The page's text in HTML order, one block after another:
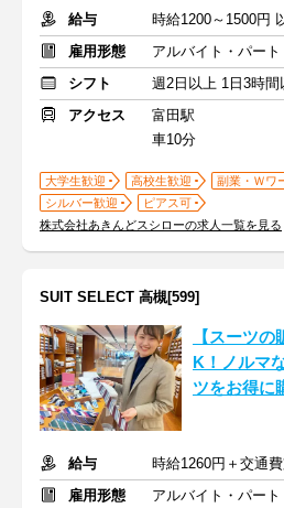
給与
時給1200～1500
雇用形態
アルバイト・パート
シフト
週2日以上 1日3時間
アクセス
富田駅
車10分
大学生歓迎 高校生歓迎
副業・Ｗワ
シルバー歓迎
ピアス可
株式会社あきんどスシローの求人一覧を見る
SUIT SELECT 高槻[599]
【スーツ
K！ノルマ
ツをお得に
給与
時給1260円＋交通
雇用形態
アルバイト・パート